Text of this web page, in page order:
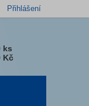
Přihlášení
ks
Kč